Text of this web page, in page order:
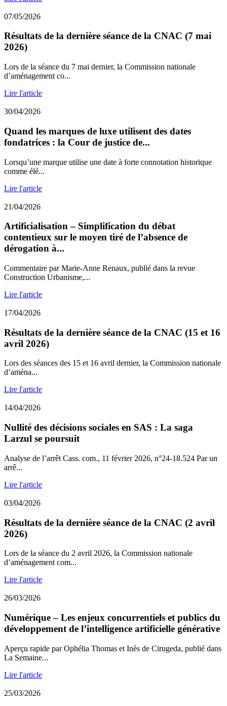
07/05/2026
Résultats de la dernière séance de la CNAC (7 mai
2026)
Lors de la séance du 7 mai dernier, la Commission nationale
d’aménagement co...
Lire l'article
30/04/2026
Quand les marques de luxe utilisent des dates
fondatrices : la Cour de justice de...
Lorsqu’une marque utilise une date à forte connotation historique
comme élé...
Lire l'article
21/04/2026
Artificialisation – Simplification du débat
contentieux sur le moyen tiré de l’absence de
dérogation à...
Commentaire par Marie-Anne Renaux, publié dans la revue
Construction Urbanisme,...
Lire l'article
17/04/2026
Résultats de la dernière séance de la CNAC (15 et 16
avril 2026)
Lors des séances des 15 et 16 avril dernier, la Commission nationale
d’aména...
Lire l'article
14/04/2026
Nullité des décisions sociales en SAS : La saga
Larzul se poursuit
Analyse de l’arrêt Cass. com., 11 février 2026, n°24-18.524 Par un
arrê...
Lire l'article
03/04/2026
Résultats de la dernière séance de la CNAC (2 avril
2026)
Lors de la séance du 2 avril 2026, la Commission nationale
d’aménagement com...
Lire l'article
26/03/2026
Numérique – Les enjeux concurrentiels et publics du
développement de l’intelligence artificielle générative
Aperçu rapide par Ophélia Thomas et Inès de Cirugeda, publié dans
La Semaine...
Lire l'article
25/03/2026